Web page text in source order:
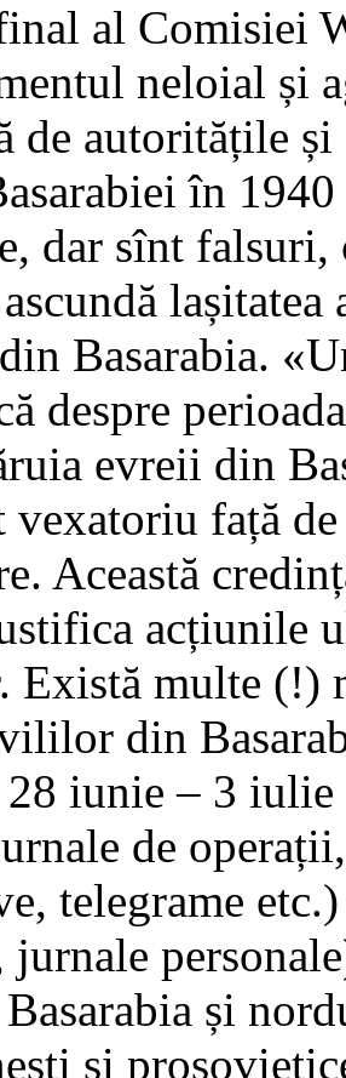
al Comisiei
neloial și
de autoritățile
în
dar sînt
Basarabia.
despre
evreii din
vexatoriu față
Această
acțiunile
Există multe (!)
din
iunie – 3 iulie
de
telegrame
și
și